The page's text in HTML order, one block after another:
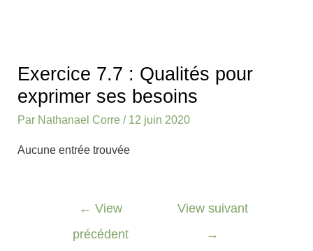
Exercice 7.7 : Qualités pour
exprimer ses besoins
Par Nathanael Corre/ 12 juin 2020
Aucune entrée trouvée
articles
← View
précédent
View suivant
→